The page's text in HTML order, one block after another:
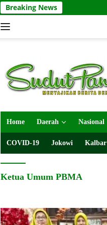
Breaking News
Home Daerah Nasional
COVID-19 Jokowi Kalbar
Ketua Umum PBMA